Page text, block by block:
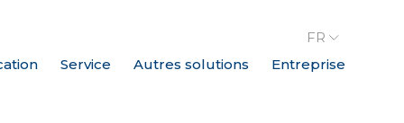
Service Autres solutions Entreprise
FR